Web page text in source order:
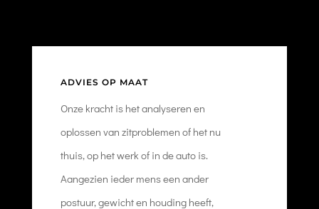
ADVIES OP MAAT
Onze kracht is het analyseren en
oplossen van zitproblemen of het nu
thuis, op het werk of in de auto is.
Aangezien ieder mens een ander
postuur, gewicht en houding heeft,